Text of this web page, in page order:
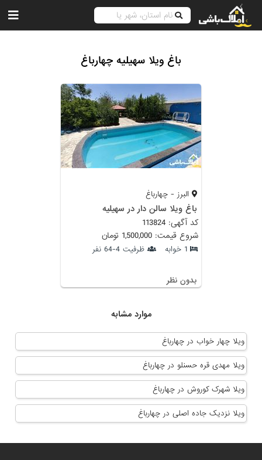
باغ ویلا سهیلیه چهارباغ
البرز - چهارباغ
باغ ویلا سالن دار در سهیلیه
کد آگهی: 113824
شروع قیمت: 1,500,000 تومان
1 خوابه ظرفیت 4-64 نفر
بدون نظر
موارد مشابه
ویلا چهار خواب در چهارباغ
ویلا مهدی قره حسنلو در چهارباغ
ویلا شهرک کوروش در چهارباغ
ویلا نزدیک جاده اصلی در چهارباغ